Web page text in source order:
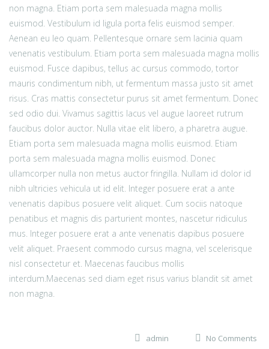
non magna. Etiam porta sem malesuada magna mollis
euismod. Vestibulum id ligula porta felis euismod semper.
Aenean eu leo quam. Pellentesque ornare sem lacinia quam
venenatis vestibulum. Etiam porta sem malesuada magna mollis
euismod. Fusce dapibus, tellus ac cursus commodo, tortor
mauris condimentum nibh, ut fermentum massa justo sit amet
risus. Cras mattis consectetur purus sit amet fermentum. Donec
sed odio dui. Vivamus sagittis lacus vel augue laoreet rutrum
faucibus dolor auctor. Nulla vitae elit libero, a pharetra augue.
Etiam porta sem malesuada magna mollis euismod. Etiam
porta sem malesuada magna mollis euismod. Donec
ullamcorper nulla non metus auctor fringilla. Nullam id dolor id
nibh ultricies vehicula ut id elit. Integer posuere erat a ante
venenatis dapibus posuere velit aliquet. Cum sociis natoque
penatibus et magnis dis parturient montes, nascetur ridiculus
mus. Integer posuere erat a ante venenatis dapibus posuere
velit aliquet. Praesent commodo cursus magna, vel scelerisque
nisl consectetur et. Maecenas faucibus mollis
interdum.Maecenas sed diam eget risus varius blandit sit amet
non magna.
admin No Comments